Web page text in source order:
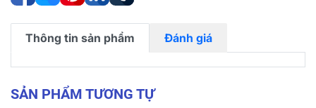
Thông tin sản phẩm Đánh giá
SẢN PHẨM TƯƠNG TỰ